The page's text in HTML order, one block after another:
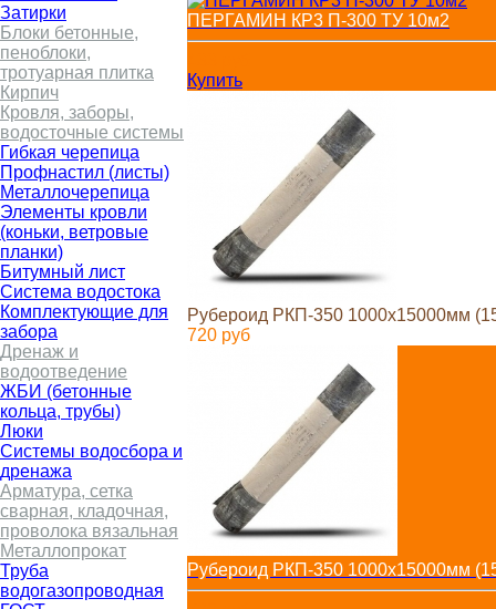
Затирки
Блоки бетонные,
пеноблоки,
тротуарная плитка
Кирпич
Кровля, заборы,
водосточные системы
Гибкая черепица
Профнастил (листы)
Металлочерепица
Элементы кровли
(коньки, ветровые
планки)
Битумный лист
Система водостока
Комплектующие для
забора
Дренаж и
водоотведение
ЖБИ (бетонные
кольца, трубы)
Люки
Системы водосбора и
дренажа
Арматура, сетка
сварная, кладочная,
проволока вязальная
Металлопрокат
Труба
водогазопроводная
ПЕРГАМИН КР3 П-300 ТУ 10м2
Купить
Рубероид РКП-350 1000х15000мм
720 руб
Рубероид РКП-350 1000х15000мм